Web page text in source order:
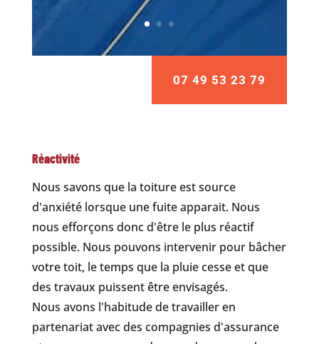
07 49 53 23 79
Réactivité
Nous savons que la toiture est source
d'anxiété lorsque une fuite apparait. Nous
nous efforçons donc d'être le plus réactif
possible. Nous pouvons intervenir pour bâcher
votre toit, le temps que la pluie cesse et que
des travaux puissent être envisagés.
Nous avons l'habitude de travailler en
partenariat avec des compagnies d'assurance